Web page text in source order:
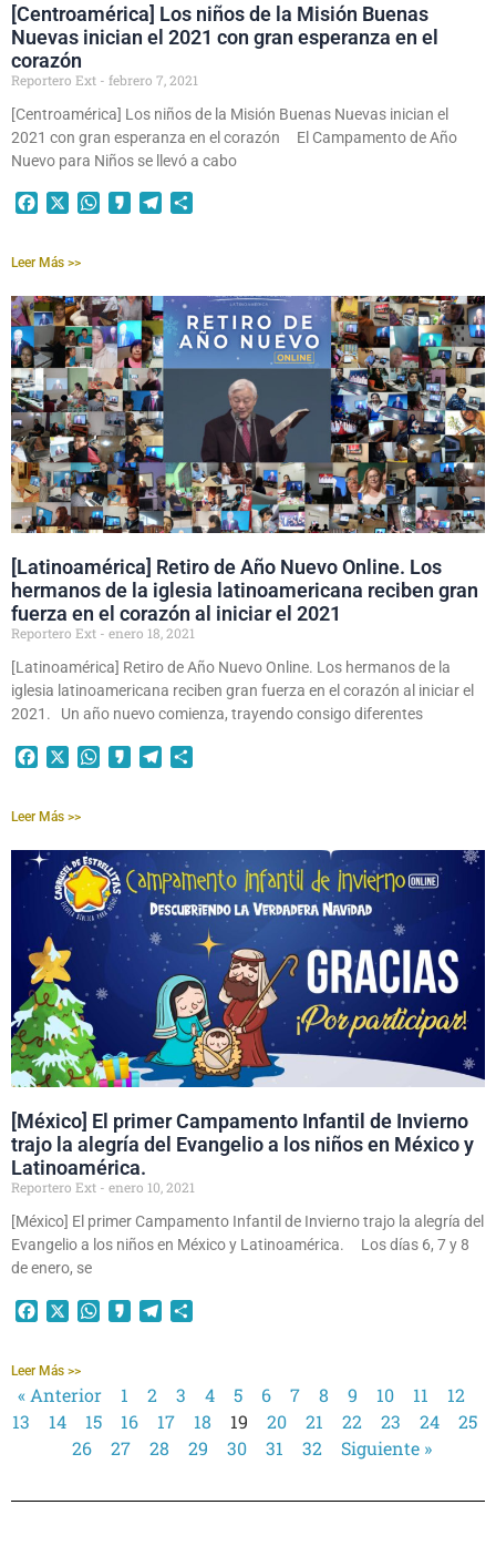
[Centroamérica] Los niños de la Misión Buenas
Nuevas inician el 2021 con gran esperanza en el
corazón
Reportero Ext
febrero 7, 2021
[Centroamérica] Los niños de la Misión Buenas Nuevas inician el
2021 con gran esperanza en el corazón El Campamento de Año
Nuevo para Niños se llevó a cabo
FacebookWhatsApp
KakaoTelegram
Leer Más >>
[Latinoamérica] Retiro de Año Nuevo Online. Los
hermanos de la iglesia latinoamericana reciben gran
fuerza en el corazón al iniciar el 2021
Reportero Ext
enero 18, 2021
[Latinoamérica] Retiro de Año Nuevo Online. Los hermanos de la
iglesia latinoamericana reciben gran fuerza en el corazón al iniciar el
2021. Un año nuevo comienza, trayendo consigo diferentes
FacebookWhatsApp
KakaoTelegram
Leer Más >>
[México] El primer Campamento Infantil de Invierno
trajo la alegría del Evangelio a los niños en México y
Latinoamérica.
Reportero Ext
enero 10, 2021
[México] El primer Campamento Infantil de Invierno trajo la alegría del
Evangelio a los niños en México y Latinoamérica. Los días 6, 7 y 8
de enero, se
FacebookWhatsApp
KakaoTelegram
Leer Más >>
« Anterior 1 2 3 4 5 6 7 8 9 10 11
12
13
14 15 16 17 18 19 20 21 22 23 24
25
26
27 28 29 30 31 32 Siguiente »